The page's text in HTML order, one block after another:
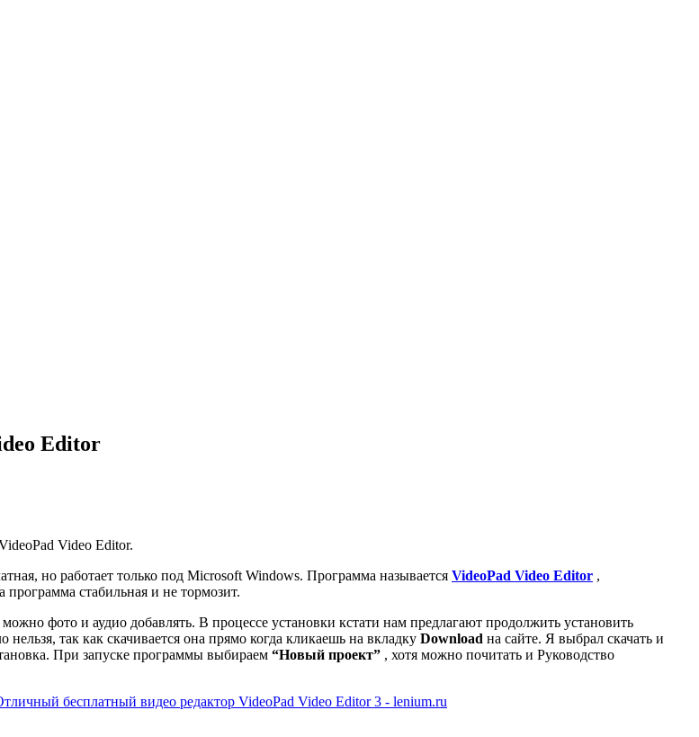
Editor
Video Editor.
но работает только под Microsoft Windows. Программа называется VideoPad Video Editor ,
стабильная и не тормозит.
фото и аудио добавлять. В процессе установки кстати нам предлагают продолжить установить
так как скачивается она прямо когда кликаешь на вкладку Download на сайте. Я выбрал скачать и
При запуске программы выбираем “Новый проект” , хотя можно почитать и Руководство